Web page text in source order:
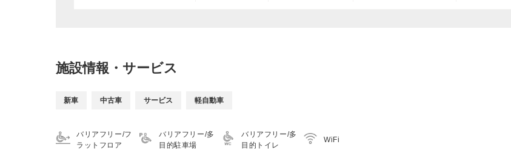
施設情報・サービス
新車 中古車 サービス 軽自動車
バリアフリー/フ
ラットフロア
バリアフリー/多
目的駐車場
バリアフリー/多
目的トイレ
WiFi